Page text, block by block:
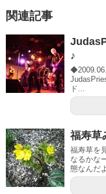
関連記事
♪
ド...
福寿草
福寿草を
なるかな
態なんだ